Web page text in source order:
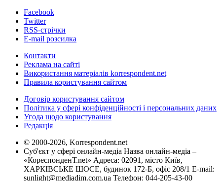
Facebook
Twitter
RSS-стрічки
E-mail розсилка
Контакти
Реклама на сайті
Використання матеріалів korrespondent.net
Правила користування сайтом
Договір користування сайтом
Політика у сфері конфіденційності і персональних даних
Угода щодо користування
Редакція
© 2000-2026, Korrespondent.net
Суб'єкт у сфері онлайн-медіа Назва онлайн-медіа –
«КореспонденТ.net» Адреса: 02091, місто Київ,
ХАРКІВСЬКЕ ШОСЕ, будинок 172-Б, офіс 208/1 E-mail:
sunlight@mediadim.com.ua Телефон: 044-205-43-00